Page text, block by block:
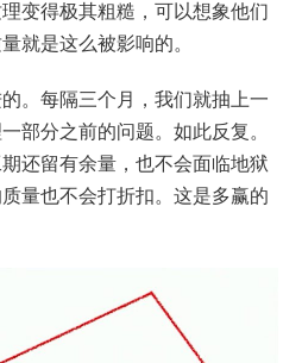
变得极其粗糙，可以想象他们
就是这么被影响的。
。每隔三个月，我们就抽上一
部分之前的问题。如此反复。
还留有余量，也不会面临地狱
量也不会打折扣。这是多赢的